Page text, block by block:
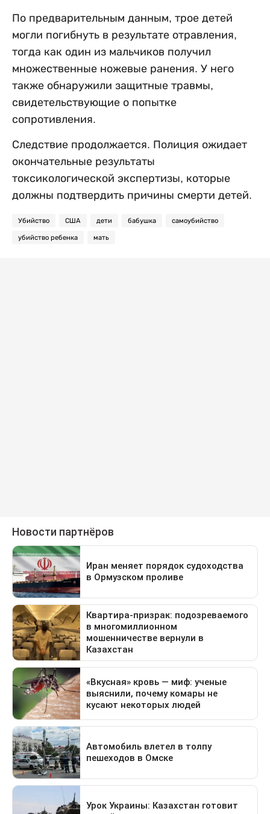
По предварительным данным, трое детей
могли погибнуть в результате отравления,
тогда как один из мальчиков получил
множественные ножевые ранения. У него
также обнаружили защитные травмы,
свидетельствующие о попытке
сопротивления.
Следствие продолжается. Полиция ожидает
окончательные результаты
токсикологической экспертизы, которые
должны подтвердить причины смерти детей.
Убийство США дети бабушка самоубийство
убийство ребенка мать